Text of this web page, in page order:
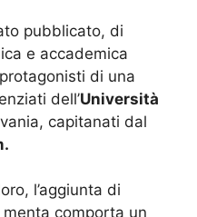
pubblicato, di
e accademica
di una
dell’Università
capitanati dal
l’aggiunta di
comporta un